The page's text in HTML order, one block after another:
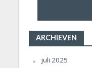
ARCHIEVEN
juli 2025